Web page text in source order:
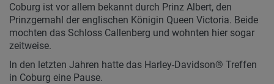
Coburg ist vor allem bekannt durch Prinz Albert, den
Prinzgemahl der englischen Königin Queen Victoria. Beide
mochten das Schloss Callenberg und wohnten hier sogar
zeitweise.
In den letzten Jahren hatte das Harley-Davidson® Treffen
in Coburg eine Pause.